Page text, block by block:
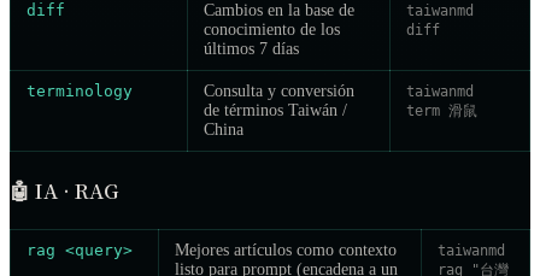
diff
Cambios en la base de
conocimiento de los
últimos 7 días
taiwanmd
diff
terminology
Consulta y conversión
de términos Taiwán /
China
taiwanmd
term 滑鼠
🤖 IA · RAG
rag <query>
Mejores artículos como contexto
listo para prompt (encadena a un
taiwanmd
rag "台灣